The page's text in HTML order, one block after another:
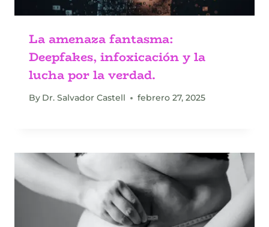
La amenaza fantasma:
Deepfakes, infoxicación y la
lucha por la verdad.
By Dr. Salvador Castell febrero 27, 2025